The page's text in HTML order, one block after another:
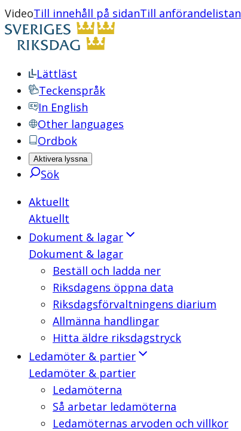
VideoTill innehåll på sidanTill anförandelistan
Lättläst
Teckenspråk
In English
Other languages
Ordbok
Aktivera lyssna
Sök
Aktuellt
Aktuellt
Dokument & lagar
Dokument & lagar
Beställ och ladda ner
Riksdagens öppna data
Riksdagsförvaltningens diarium
Allmänna handlingar
Hitta äldre riksdagstryck
Ledamöter & partier
Ledamöter & partier
Ledamöterna
Så arbetar ledamöterna
Ledamöternas arvoden och villkor